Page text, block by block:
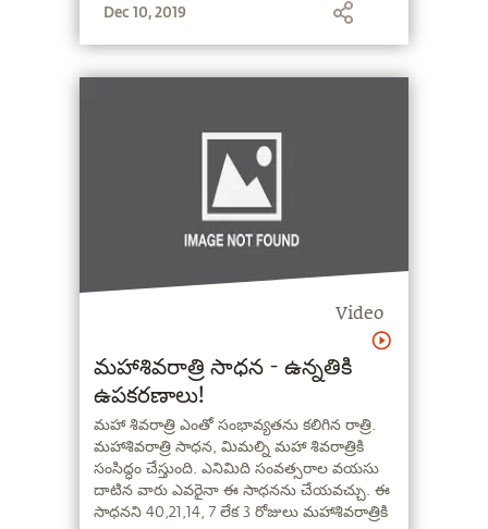
Dec 10, 2019
Video
మహాశివరాత్రి సాధన - ఉన్నతికి
ఉపకరణాలు!
మహా శివరాత్రి ఎంతో సంభావ్యతను కలిగిన రాత్రి.
మహాశివరాత్రి సాధన, మిమల్ని మహా శివరాత్రికి
సంసిద్ధం చేస్తుంది. ఎనిమిది సంవత్సరాల వయసు
దాటిన వారు ఎవరైనా ఈ సాధనను చేయవచ్చు. ఈ
సాధనని 40,21,14, 7 లేక 3 రోజులు మహాశివరాత్రికి